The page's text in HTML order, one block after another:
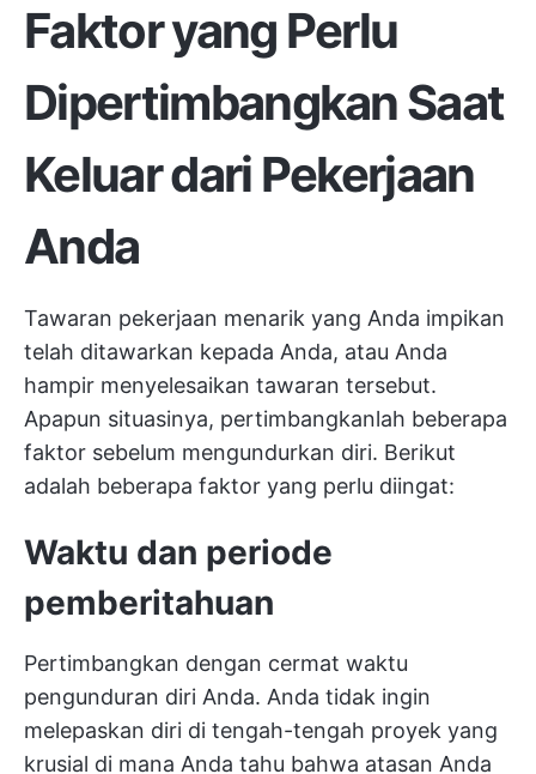
Faktor yang Perlu
Dipertimbangkan Saat
Keluar dari Pekerjaan
Anda
Tawaran pekerjaan menarik yang Anda impikan
telah ditawarkan kepada Anda, atau Anda
hampir menyelesaikan tawaran tersebut.
Apapun situasinya, pertimbangkanlah beberapa
faktor sebelum mengundurkan diri. Berikut
adalah beberapa faktor yang perlu diingat:
Waktu dan periode
pemberitahuan
Pertimbangkan dengan cermat waktu
pengunduran diri Anda. Anda tidak ingin
melepaskan diri di tengah-tengah proyek yang
krusial di mana Anda tahu bahwa atasan Anda